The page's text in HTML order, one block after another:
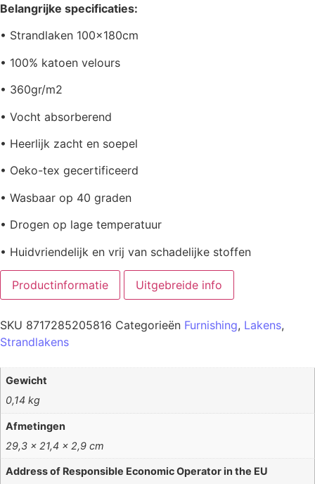
Belangrijke specificaties:
• Strandlaken 100x180cm
• 100% katoen velours
• 360gr/m2
• Vocht absorberend
• Heerlijk zacht en soepel
• Oeko-tex gecertificeerd
• Wasbaar op 40 graden
• Drogen op lage temperatuur
• Huidvriendelijk en vrij van schadelijke stoffen
Productinformatie Uitgebreide info
SKU 8717285205816 Categorieën Furnishing, Lakens,
Strandlakens
Gewicht
0,14 kg
Afmetingen
29,3 × 21,4 × 2,9 cm
Address of Responsible Economic Operator in the EU